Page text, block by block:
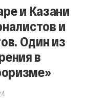
и Казани
и
Один из
в